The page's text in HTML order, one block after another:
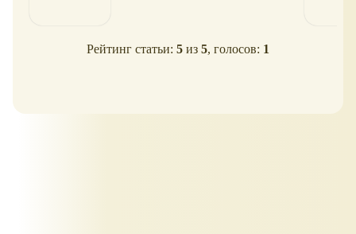
Рейтинг статьи: 5 из 5, голосов: 1